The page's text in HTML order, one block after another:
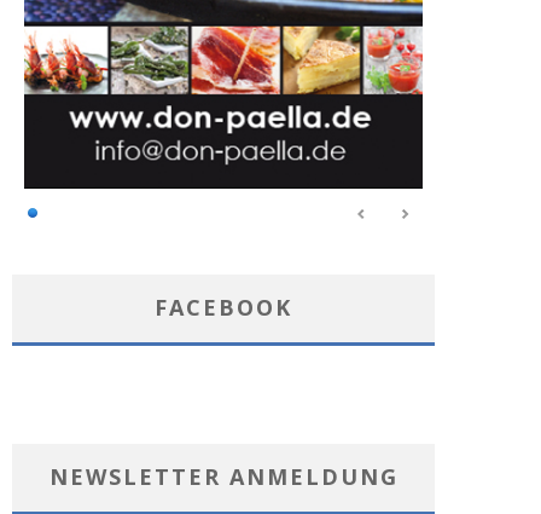
FACEBOOK
NEWSLETTER ANMELDUNG